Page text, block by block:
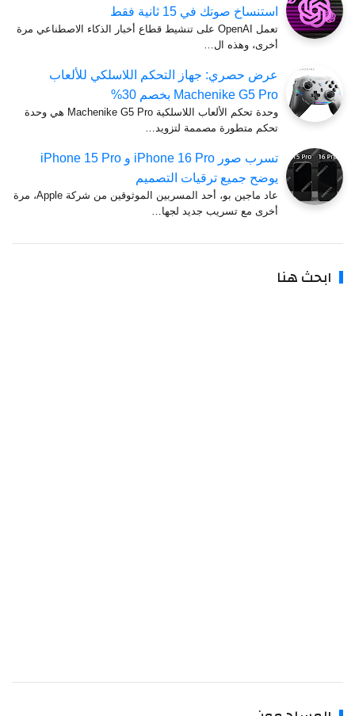
استنساخ صوتك في 15 ثانية فقط
تعمل OpenAI على تنشيط قطاع أخبار الذكاء الاصطناعي مرة
أخرى، وهذه ال…
عرض حصري: جهاز التحكم اللاسلكي للألعاب
Machenike G5 Pro بخصم 30%
وحدة تحكم الألعاب اللاسلكية Machenike G5 Pro هي وحدة
تحكم متطورة مصممة لتزويد…
تسرب صور iPhone 16 Pro و iPhone 15 Pro
يوضح جميع ترقيات التصميم
عاد ماجين بو، أحد المسربين الموثوقين من شركة Apple، مرة
أخرى مع تسريب جديد لجها…
ابحث هنا